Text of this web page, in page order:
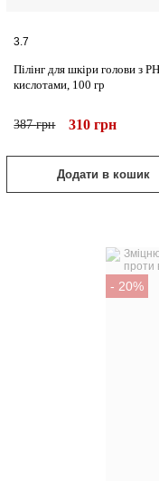
3.7
Пілінг для шкіри голови з
кислотами, 100 гр
387грн 310грн
Додати в кошик
- 20%